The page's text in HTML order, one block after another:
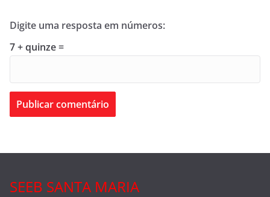
Digite uma resposta em números:
7 + quinze =
SEEB SANTA MARIA